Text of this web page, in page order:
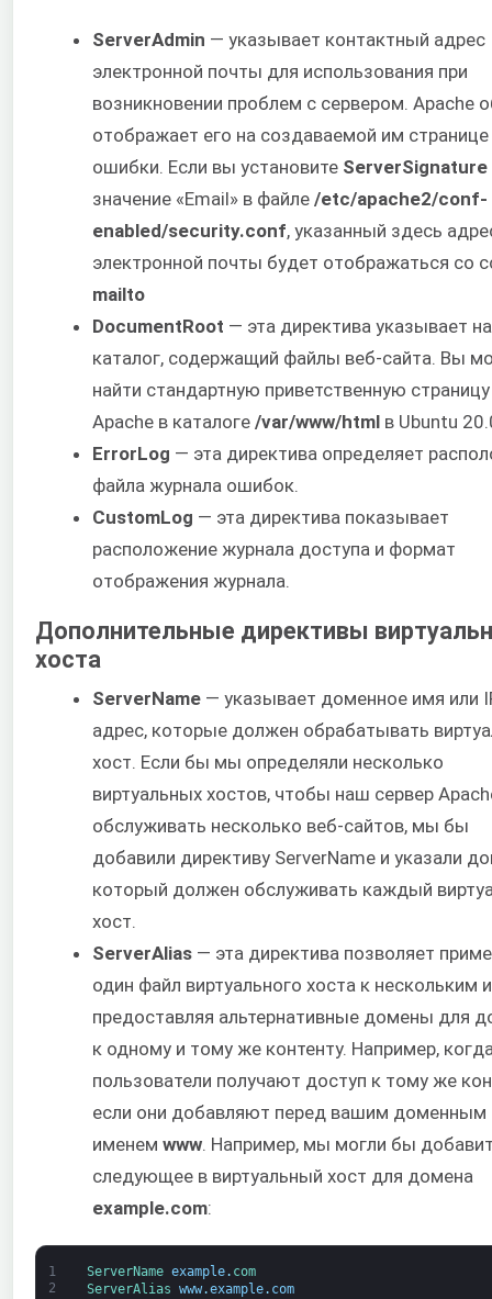
ServerAdmin — указывает контактный адрес
электронной почты для использования при
возникновении проблем с сервером. Apache
отображает его на создаваемой им странице
ошибки. Если вы установите ServerSignature
значение «Email» в файле /etc/apache2/conf-
enabled/security.conf, указанный здесь
электронной почты будет отображаться со
mailto
DocumentRoot — эта директива указывает на
каталог, содержащий файлы веб-сайта. Вы
найти стандартную приветственную страницу
Apache в каталоге /var/www/html в Ubuntu
ErrorLog — эта директива определяет
файла журнала ошибок.
CustomLog — эта директива показывает
расположение журнала доступа и формат
отображения журнала.
Дополнительные директивы
хоста
ServerName — указывает доменное имя или
адрес, которые должен обрабатывать
хост. Если бы мы определяли несколько
виртуальных хостов, чтобы наш сервер
обслуживать несколько веб-сайтов, мы бы
добавили директиву ServerName и указали
который должен обслуживать каждый
хост.
ServerAlias — эта директива позволяет
один файл виртуального хоста к нескольким
предоставляя альтернативные домены для
к одному и тому же контенту. Например,
пользователи получают доступ к тому же
если они добавляют перед вашим доменным
именем www. Например, мы могли бы
следующее в виртуальный хост для домена
example.com:
1
2
ServerName example. com
ServerAlias www.example. com